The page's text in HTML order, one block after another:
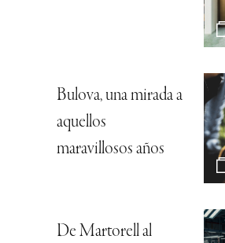
Bulova, una mirada a
aquellos
maravillosos años
De Martorell al